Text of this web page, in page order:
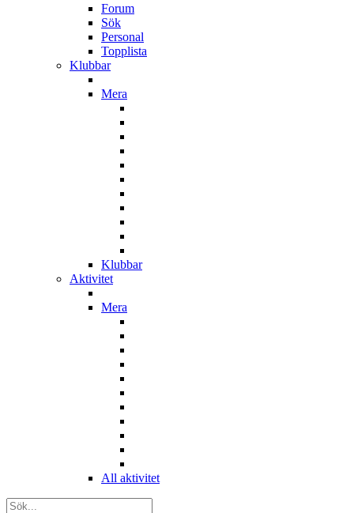
Forum
Sök
Personal
Topplista
Klubbar
Mera
Klubbar
Aktivitet
Mera
All aktivitet